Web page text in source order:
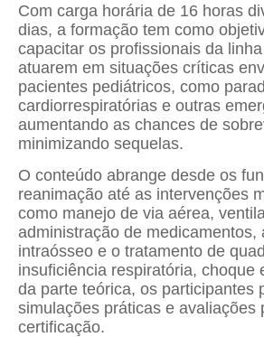
Com carga horária de 16 horas
dias, a formação tem como
capacitar os profissionais da
atuarem em situações críticas
pacientes pediátricos, como
cardiorrespiratórias e outras
aumentando as chances de
minimizando sequelas.
O conteúdo abrange desde os
reanimação até as intervenções
como manejo de via aérea,
administração de medicamentos,
intraósseo e o tratamento de
insuficiência respiratória, choque
da parte teórica, os participantes
simulações práticas e avaliações
certificação.